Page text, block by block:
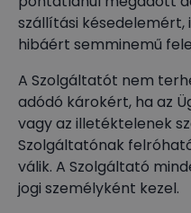
szállítási
hibáért semminemű
A Szolgáltatót nem
adódó károkért, ha az
vagy az illetéktelenek
Szolgáltatónak
válik. A Szolgáltató
jogi személyként kezel.